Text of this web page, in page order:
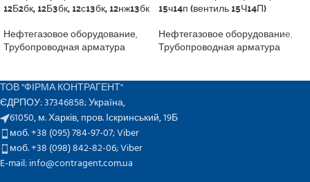
12Б2бк, 12Б3бк, 12с13бк, 12нж13бк
Нефтегазовое оборудование,
Трубопроводная арматура
15ч14п (вентиль 15Ч14П)
Нефтегазовое оборудование,
Трубопроводная арматура
ТОВ "ФІРМА КОНТРАГЕНТ"
ЄДРПОУ: 37346858; Україна,
61050, м. Харків, пров. Іскринський, 19Б
моб. +38 (095) 784-97-07;Viber
моб. +38 (098) 842-82-06;Viber
E-mail: info@contragent.com.ua